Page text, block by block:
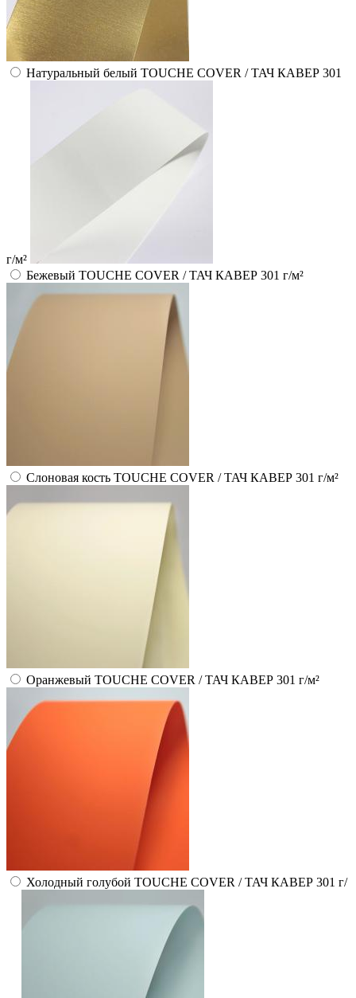
Натуральный белый TOUCHE COVER / ТАЧ КАВЕР 301
г/м²
Бежевый TOUCHE COVER / ТАЧ КАВЕР 301 г/м²
Слоновая кость TOUCHE COVER / ТАЧ КАВЕР 301 г/м²
Оранжевый TOUCHE COVER / ТАЧ КАВЕР 301 г/м²
Холодный голубой TOUCHE COVER / ТАЧ КАВЕР 301 г/